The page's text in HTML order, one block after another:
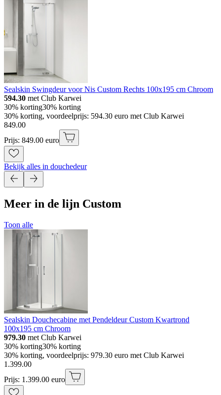
Sealskin Swingdeur voor Nis Custom Rechts 100x195 cm Chroom
594.30 met Club Karwei
30% korting30% korting
30% korting, voordeelprijs: 594.30 euro met Club Karwei
849.00
Prijs: 849.00 euro
Bekijk alles in douchedeur
Meer in de lijn Custom
Toon alle
Sealskin Douchecabine met Pendeldeur Custom Kwartrond
100x195 cm Chroom
979.30 met Club Karwei
30% korting30% korting
30% korting, voordeelprijs: 979.30 euro met Club Karwei
1 .399.00
Prijs: 1.399.00 euro